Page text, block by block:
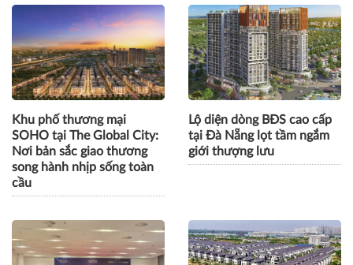
Khu phố thương mại
SOHO tại The Global City:
Nơi bản sắc giao thương
song hành nhịp sống toàn
cầu
Lộ diện dòng BĐS cao cấp
tại Đà Nẵng lọt tầm ngắm
giới thượng lưu